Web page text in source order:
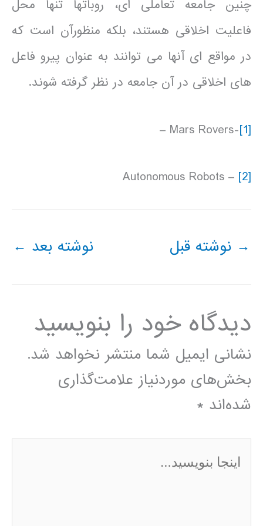
چنین جامعه تعاملی ای، روباتها تنها محل
فاعلیت اخلاقی هستند، بلکه منظورآن است که
در مواقع ای آنها می توانند به عنوان پیرو فاعل
های اخلاقی در آن جامعه در نظر گرفته شوند.
[1]
-Mars Rovers –
[2]
– Autonomous Robots
→ نوشته قبل نوشته بعد ←
دیدگاه‌ خود را بنویسید
نشانی ایمیل شما منتشر نخواهد شد.
بخش‌های موردنیاز علامت‌گذاری
شده‌اند *
اینجا
بنویسید…